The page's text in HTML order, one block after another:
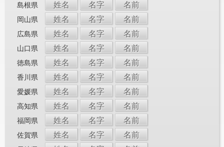
島根県 姓名 名字 名前
岡山県 姓名 名字 名前
広島県 姓名 名字 名前
山口県 姓名 名字 名前
徳島県 姓名 名字 名前
香川県 姓名 名字 名前
愛媛県 姓名 名字 名前
高知県 姓名 名字 名前
福岡県 姓名 名字 名前
佐賀県 姓名 名字 名前